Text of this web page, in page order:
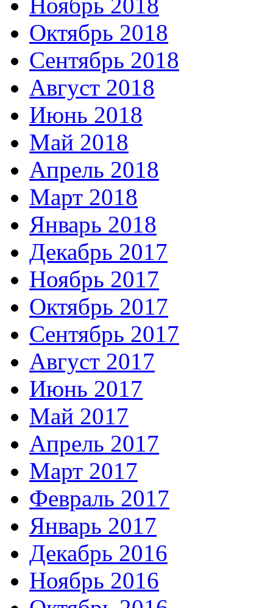
Октябрь 2018
Сентябрь 2018
Август 2018
Июнь 2018
Май 2018
Апрель 2018
Март 2018
Январь 2018
Декабрь 2017
Ноябрь 2017
Октябрь 2017
Сентябрь 2017
Август 2017
Июнь 2017
Май 2017
Апрель 2017
Март 2017
Февраль 2017
Январь 2017
Декабрь 2016
Ноябрь 2016